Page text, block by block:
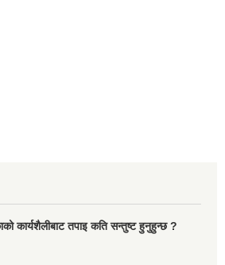
कार्यशैलीबाट तपाइ कति सन्तुष्ट हुनुहुन्छ ?